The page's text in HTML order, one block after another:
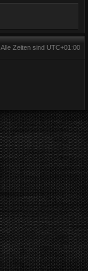
Alle Zeiten sind UTC+01:00